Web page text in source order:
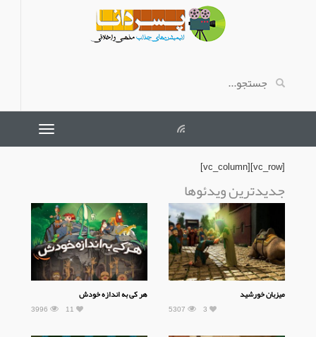
[vc_row][vc_column]
جدیدترین ویدئوها
میزبان خورشید
5307 3
هر کی به اندازه خودش
3996 11